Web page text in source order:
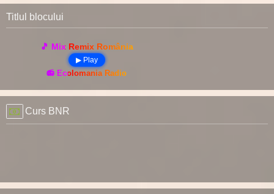
Titlul blocului
🎵 Mix Remix România
▶ Play
📻 Ecolomania Radio
Curs BNR